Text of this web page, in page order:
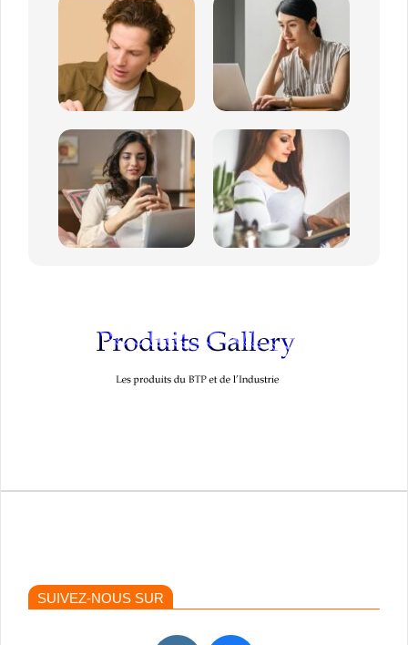
SUIVEZ-NOUS SUR